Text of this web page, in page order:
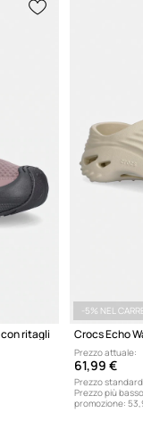
ritagli
-5% NEL
Crocs Echo
Prezzo attuale:
61,99 €
Prezzo
Prezzo più
promozione: